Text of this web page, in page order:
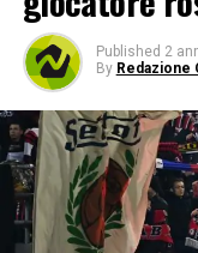
Published 2
By Redazione